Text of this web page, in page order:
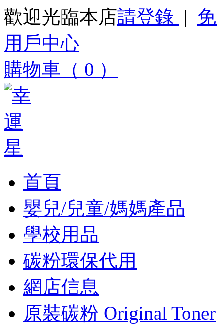
歡迎光臨本店請登錄 |
用戶中心
購物車（ 0 ）
首頁
嬰兒/兒童/媽媽產品
學校用品
碳粉環保代用
網店信息
原裝碳粉 Original Toner